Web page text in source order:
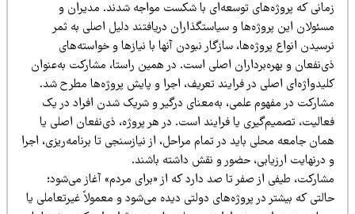
که پروژه‌های توسعه‌ای با شکست مواجه شدند. مدیران و
این پروژه‌ها و سیاستگذاران دریافتند دلیل اصلی به ثمر
انواع پروژه‌ها، سازگار نبودن آنها با نیازها و خواسته‌های
و بهره‌برداران اصلی است. در همین راستا، مشارکت به‌عنوان
اصلی در فرایند تعریف، اجرا و پایش پروژه‌ها مطرح شد.
در مفهوم علمی، به‌معنای درگیر و شریک شدن افراد در یک
تصمیم‌گیری یا فرایند است. در هر پروژه، ذی‌نفعان اصلی یا
جامعه محلی باید در تمام مراحل، از نیازسنجی تا برنامه‌ریزی، اجرا
درنهایت ارزیابی، حضور و نقش داشته باشند.
طیفی از صفر تا صد دارد که از «برای مردم» آغاز می‌شود؛
که بیشتر در پروژه‌های دولتی دیده می‌شود و معمولاً غیرتعاملی یا